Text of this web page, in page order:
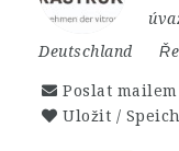
Deutschland
Poslat
Uložit /